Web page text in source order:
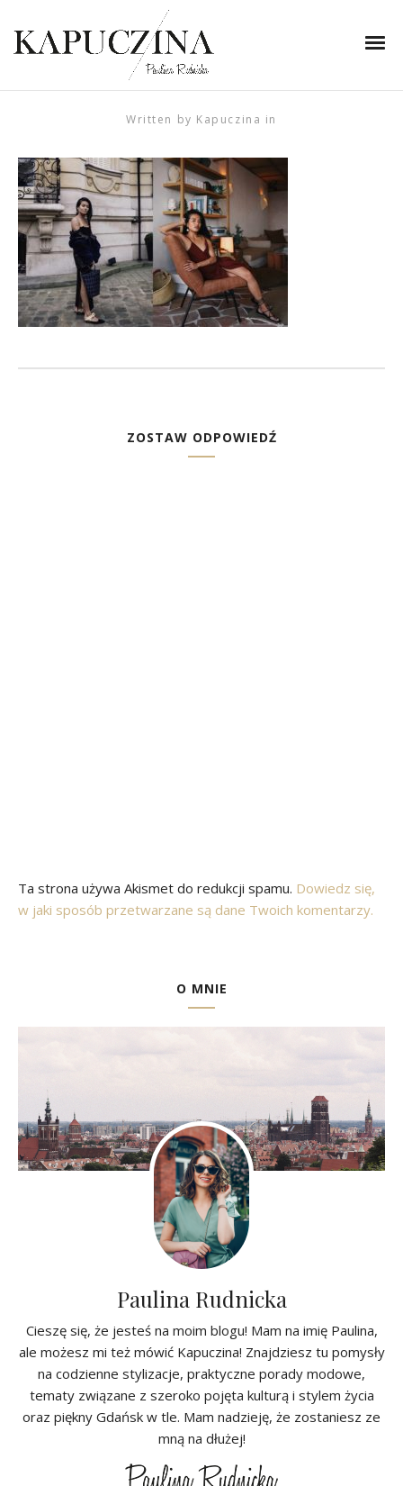
24 września 2017
33441517805_74b6128333_b-
horz
Written by Kapuczina in
ZOSTAW ODPOWIEDŹ
Ta strona używa Akismet do redukcji spamu. Dowiedz się,
w jaki sposób przetwarzane są dane Twoich komentarzy.
O MNIE
Paulina Rudnicka
Cieszę się, że jesteś na moim blogu! Mam na imię Paulina,
ale możesz mi też mówić Kapuczina! Znajdziesz tu pomysły
na codzienne stylizacje, praktyczne porady modowe,
tematy związane z szeroko pojęta kulturą i stylem życia
oraz piękny Gdańsk w tle. Mam nadzieję, że zostaniesz ze
mną na dłużej!